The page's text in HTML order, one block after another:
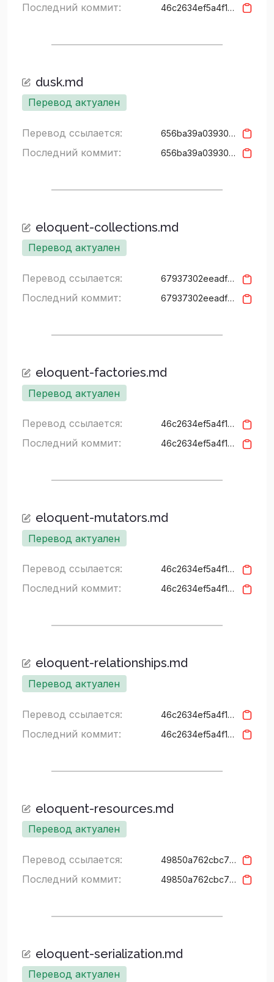
Последний коммит: 46c2634ef5a4f15427c94a3157b626cf5bd3937f
dusk.md
Перевод актуален
Перевод ссылается: 656ba39a0393052cf70cefb8412c2063fc99852f
Последний коммит: 656ba39a0393052cf70cefb8412c2063fc99852f
eloquent-collections.md
Перевод актуален
Перевод ссылается: 67937302eeadf6d1c8a37126933bb51d3681a81f
Последний коммит: 67937302eeadf6d1c8a37126933bb51d3681a81f
eloquent-factories.md
Перевод актуален
Перевод ссылается: 46c2634ef5a4f15427c94a3157b626cf5bd3937f
Последний коммит: 46c2634ef5a4f15427c94a3157b626cf5bd3937f
eloquent-mutators.md
Перевод актуален
Перевод ссылается: 46c2634ef5a4f15427c94a3157b626cf5bd3937f
Последний коммит: 46c2634ef5a4f15427c94a3157b626cf5bd3937f
eloquent-relationships.md
Перевод актуален
Перевод ссылается: 46c2634ef5a4f15427c94a3157b626cf5bd3937f
Последний коммит: 46c2634ef5a4f15427c94a3157b626cf5bd3937f
eloquent-resources.md
Перевод актуален
Перевод ссылается: 49850a762cbc73d08e51c26d736f2f5b7e11625d
Последний коммит: 49850a762cbc73d08e51c26d736f2f5b7e11625d
eloquent-serialization.md
Перевод актуален